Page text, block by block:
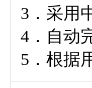
3．采用
4．自动
5．根据